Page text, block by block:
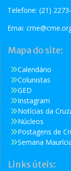
Telefone: (21)
Emai:
Mapa do site:
Calendário
Colunistas
GED
Instagram
Notícias da
Núcleos
Postagens de
Semana
Links úteis: